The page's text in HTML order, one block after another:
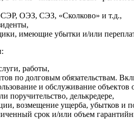
ОЭЗ, СЭЗ, «Сколково» и т.д.,
имеющие убытки и/или
работы,
по долговым обязательствам.
и обслуживание
поручительство, делькредере,
возмещение ущерба, убытков и
срок и/или объем